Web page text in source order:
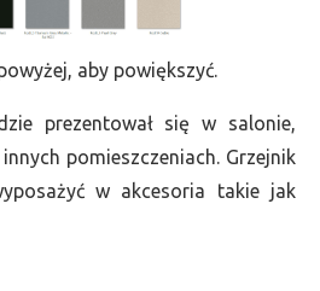
aby powiększyć.
prezentował się w salonie,
pomieszczeniach. Grzejnik
w akcesoria takie jak